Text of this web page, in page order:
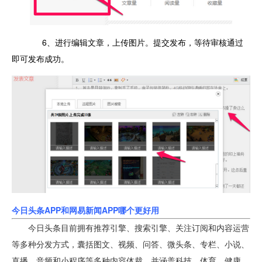
6、进行编辑文章，上传图片。提交发布，等待审核通过
即可发布成功。
今日头条APP和网易新闻APP哪个更好用
今日头条目前拥有推荐引擎、搜索引擎、关注订阅和内容运营
等多种分发方式，囊括图文、视频、问答、微头条、专栏、小说、